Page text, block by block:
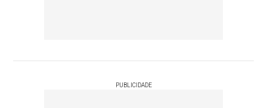
PUBLICIDADE